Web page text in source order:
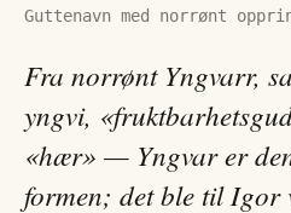
Guttenavn med norrønt
Fra norrønt Yngvarr,
yngvi,
«hær» — Yngvar er
formen; det ble til Igor